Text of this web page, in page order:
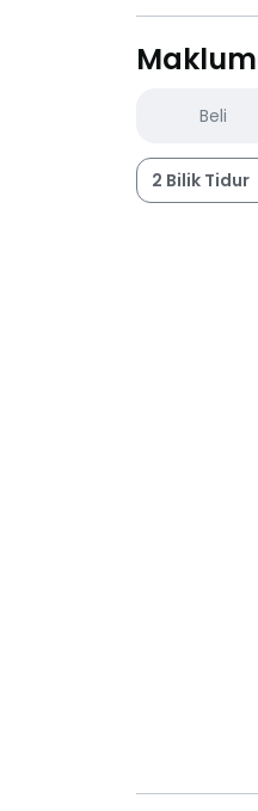
Beli
2 Bilik Tidur